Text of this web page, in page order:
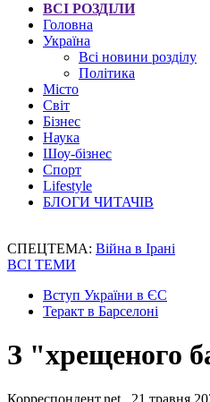
ВСІ РОЗДІЛИ
Головна
Україна
Всі новини розділу
Політика
Місто
Світ
Бізнес
Наука
Шоу-бізнес
Спорт
Lifestyle
БЛОГИ ЧИТАЧІВ
СПЕЦТЕМА: Війна в Ірані
ВСІ ТЕМИ
Вступ України в ЄС
Теракт в Барселоні
З "хрещеного
Корреспондент.net, 21 травня